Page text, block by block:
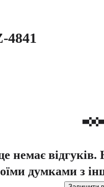
4841
немає
думками з